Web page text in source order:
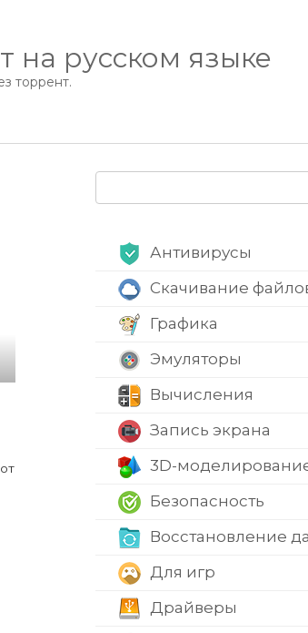
на русском языке
торрент.
Антивирусы
Скачивание
Графика
Эмуляторы
Вычисления
Запись экрана
3D-
Безопасность
Восстановление
Для игр
Драйверы